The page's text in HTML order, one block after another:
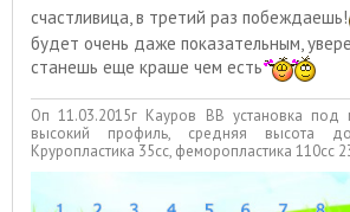
счастливица, в третий раз побеждаешь!
будет очень даже показательным,
станешь еще краше чем есть
Оп 11.03.2015г Кауров ВВ установка
высокий профиль, средняя высота
Круропластика 35сс, феморопластика 110сс